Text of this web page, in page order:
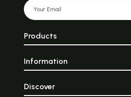
Products
Information
Discover